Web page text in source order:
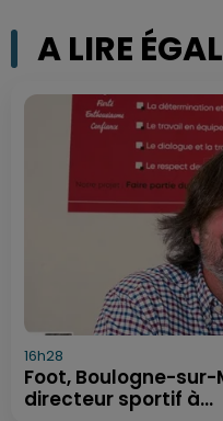
A LIRE
16h28
Foot, Boulogne-sur-
directeur sportif à...